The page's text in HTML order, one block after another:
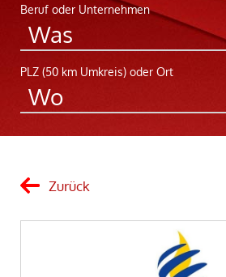
Beruf oder Unternehmen
PLZ (50 km Umkreis) oder Ort
Zurück